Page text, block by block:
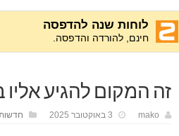
זה המקום להגיע אליו
mako 3 באוקטובר 2025